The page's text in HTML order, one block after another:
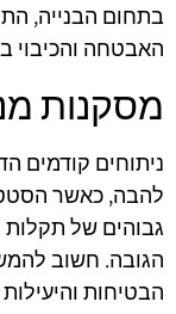
בתחום הבנייה,
האבטחה והכיבוי
מסקנות
ניתוחים קודמים
להבה, כאשר
גבוהים של
הגובה. חשוב
הבטיחות